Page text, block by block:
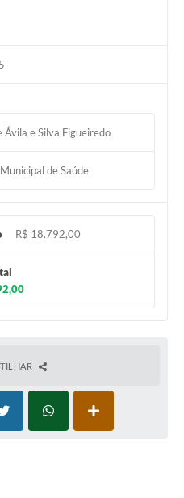
Ávila e Silva Figueiredo
de Saúde
R$ 18.792,00